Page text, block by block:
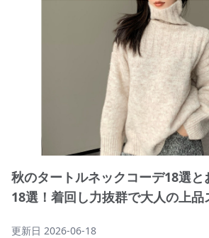
秋のタートルネックコーデ18選
18選！着回し力抜群で大人の上
更新日 2026-06-18